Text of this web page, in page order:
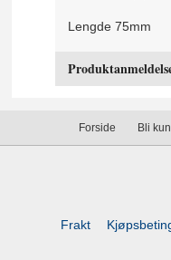
Lengde 75mm
Forside Bli
Frakt